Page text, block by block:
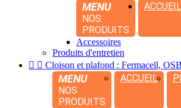
MENU
NOS
PRODUITS
ACCUEIL
Accessoires
Produits d'entretien
  Cloison et plafond : Fermacell, OSB
MENU
NOS
PRODUITS
ACCUEIL